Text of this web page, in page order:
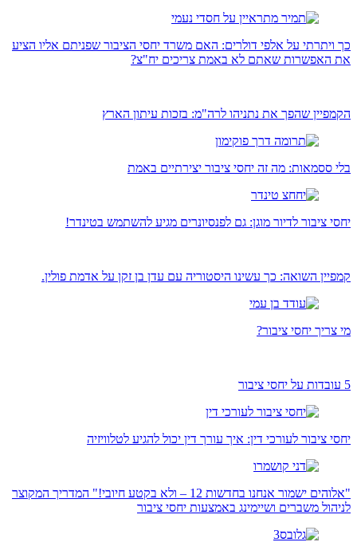
כך ויתרתי על אלפי דולרים: האם משרד יחסי הציבור שפניתם אליו הציע
את האפשרות שאתם לא באמת צריכים יח"צ?
הקמפיין שהפך את נתניהו לרה"מ: בזכות עיתון הארץ
בלי ססמאות: מה זה יחסי ציבור יצירתיים באמת
יחסי ציבור לדיור מוגן: גם לפנסיונרים מגיע להשתמש בטינדר!
קמפיין השואה: כך עשינו היסטוריה עם עדן בן זקן על אדמת פולין.
מי צריך יחסי ציבור?
5 עובדות על יחסי ציבור
יחסי ציבור לעורכי דין: איך עורך דין יכול להגיע לטלוויזיה
"אלוהים ישמור אנחנו בחדשות 12 – ולא בקטע חיובי!" המדריך המקוצר
לניהול משברים ושיימינג באמצעות יחסי ציבור